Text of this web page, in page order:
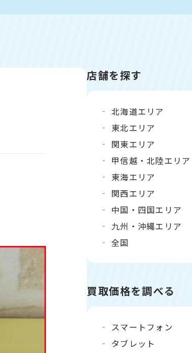
店舗を探す
北海道エリア
東北エリア
関東エリア
甲信越・北陸エリア
東海エリア
関西エリア
中国・四国エリア
九州・沖縄エリア
全国
買取価格を調べる
スマートフォン
タブレット